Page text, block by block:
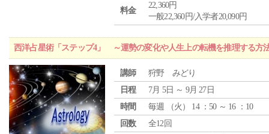
料金
22,360円
一般22,360円/入学者20,090円
西洋占星術「ステップ4」 ～運勢の変化や人生上の転機を推理する方
講師
狩野 みどり
日程
7月 5日 ～ 9月 27日
時間
毎週 （火 ） 14 ：50 ～ 16 ：10
回数
全12回